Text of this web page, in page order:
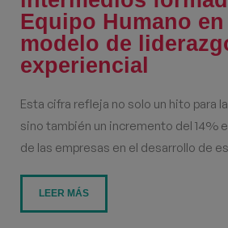
Equipo Humano
modelo de
experiencial
Esta cifra refleja no solo un hito para
sino también un incremento del 14%
de las empresas en el desarrollo de
LEER MÁS